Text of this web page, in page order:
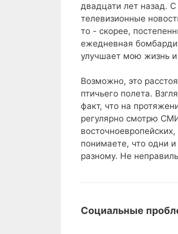
двадцати лет назад.
телевизионные
то - скорее,
ежедневная
улучшает мою жизнь
Возможно, это
птичьего полета.
факт, что на
регулярно смотрю
понимаете, что одни
разному. Не
Социальные